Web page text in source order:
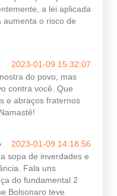
a lei aplicada
aumenta o risco de
2023-01-09 15:32:07
do povo, mas
contra você. Que
e abraços fraternos
2023-01-09 14:18:56
sopa de inverdades e
Fala uns
do fundamental 2
Bolsonaro teve